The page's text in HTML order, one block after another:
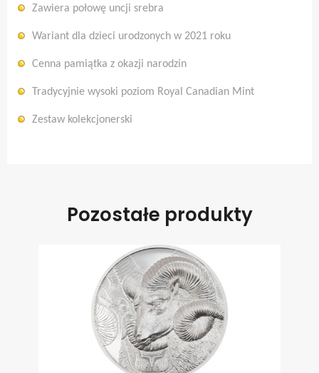
Zawiera połowę uncji srebra
Wariant dla dzieci urodzonych w 2021 roku
Cenna pamiątka z okazji narodzin
Tradycyjnie wysoki poziom Royal Canadian Mint
Zestaw kolekcjonerski
Pozostałe produkty